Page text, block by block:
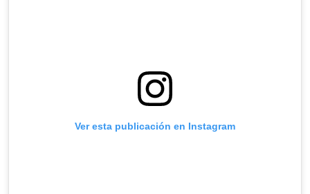
Ver esta publicación en Instagram